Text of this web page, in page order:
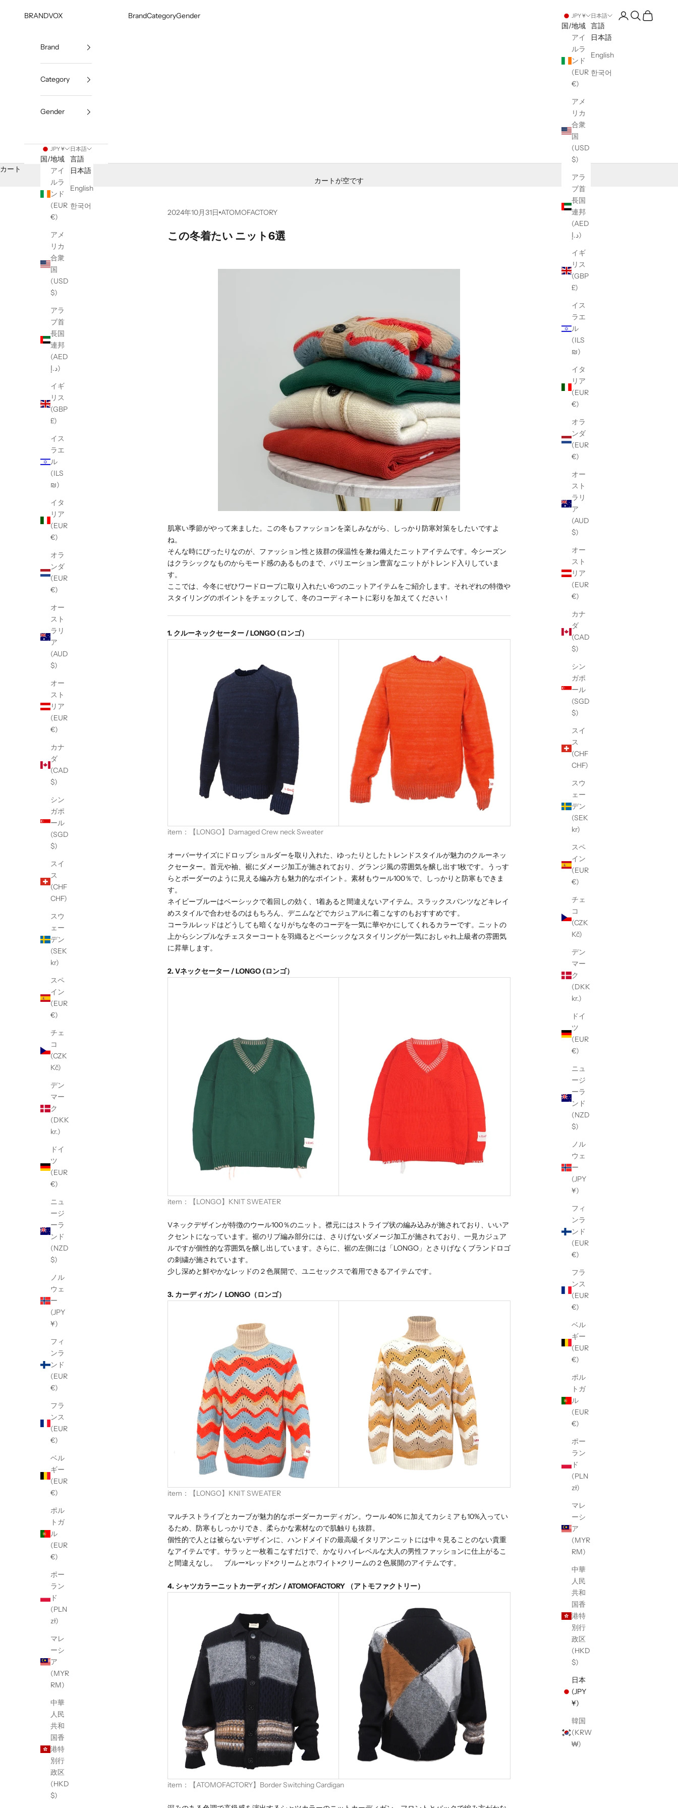
BRANDVOX
BrandCategoryGender JPY ¥
国/地域
アイ
ルラ
ンド
(EUR
€)
アメ
リカ
合衆
国
(USD
$)
アラ
ブ首
長国
連邦
(AED
د.إ)
イギ
リス
(GBP
£)
イス
ラエ
ル
(ILS
₪)
イタ
リア
(EUR
€)
オラ
ンダ
(EUR
€)
オー
スト
ラリ
ア
(AUD
$)
オー
スト
リア
(EUR
€)
カナ
ダ
(CAD
$)
シン
ガポ
ール
(SGD
$)
スイ
ス
(CHF
CHF)
スウ
ェー
デン
(SEK
kr)
スペ
イン
(EUR
€)
チェ
コ
(CZK
Kč)
デン
マー
ク
(DKK
kr.)
ドイ
ツ
(EUR
€)
ニュ
ージ
ーラ
ンド
(NZD
$)
ノル
ウェ
ー
(JPY
¥)
フィ
ンラ
ンド
(EUR
€)
フラ
ンス
(EUR
€)
ベル
ギー
(EUR
€)
ポル
トガ
ル
(EUR
€)
ポー
ラン
ド
(PLN
zł)
マレ
ーシ
ア
(MYR
RM)
中華
人民
共和
国香
港特
別行
政区
(HKD
$)
日本
(JPY
¥)
韓国
(KRW
₩)
日本語
言語
日本語
English
한국어
アカウントページ
検索を開く
カートを
Brand
Category
Gender
JPY ¥
国/地域
アイ
ルラ
ンド
(EUR
€)
アメ
リカ
合衆
国
(USD
$)
アラ
ブ首
長国
連邦
(AED
د.إ)
イギ
リス
(GBP
£)
イス
ラエ
ル
(ILS
₪)
イタ
リア
(EUR
€)
オラ
ンダ
(EUR
€)
オー
スト
ラリ
ア
(AUD
$)
オー
スト
リア
(EUR
€)
カナ
ダ
(CAD
$)
シン
ガポ
ール
(SGD
$)
スイ
ス
(CHF
CHF)
スウ
ェー
デン
(SEK
kr)
スペ
イン
(EUR
€)
チェ
コ
(CZK
Kč)
デン
マー
ク
(DKK
kr.)
ドイ
ツ
(EUR
€)
ニュ
ージ
ーラ
ンド
(NZD
$)
ノル
ウェ
ー
(JPY
¥)
フィ
ンラ
ンド
(EUR
€)
フラ
ンス
(EUR
€)
ベル
ギー
(EUR
€)
ポル
トガ
ル
(EUR
€)
ポー
ラン
ド
(PLN
zł)
マレ
ーシ
ア
(MYR
RM)
中華
人民
共和
国香
港特
別行
政区
(HKD
$)
日本語
言語
日本語
English
한국어
カート
カートが空です
2024年10月31日 ATOMOFACTORY
この冬着たい ニット6選
肌寒い季節がやって来ました。この冬もファッションを楽しみながら、しっかり防寒対策をしたいですよ
ね。
そんな時にぴったりなのが、ファッション性と抜群の保温性を兼ね備えたニットアイテムです。今シーズン
はクラシックなものからモード感のあるものまで、バリエーション豊富なニットがトレンド入りしていま
す。
ここでは、今冬にぜひワードローブに取り入れたい6つのニットアイテムをご紹介します。それぞれの特徴や
スタイリングのポイントをチェックして、冬のコーディネートに彩りを加えてください！
1. クルーネックセーター / LONGO (ロンゴ）
item： 【LONGO】Damaged Crew neck Sweater
オーバーサイズにドロップショルダーを取り入れた、ゆったりとしたトレンドスタイルが魅力のクルーネッ
クセーター。首元や袖、裾にダメージ加工が施されており、グランジ風の雰囲気を醸し出す1枚です。うっす
らとボーダーのように見える編み方も魅力的なポイント。素材もウール100％で、しっかりと防寒もできま
す。
ネイビーブルーはベーシックで着回しの効く、1着あると間違えないアイテム。スラックスパンツなどキレイ
めスタイルで合わせるのはもちろん、デニムなどでカジュアルに着こなすのもおすすめです。
コーラルレッドはどうしても暗くなりがちな冬のコーデを一気に華やかにしてくれるカラーです。ニットの
上からシンプルなチェスターコートを羽織るとベーシックなスタイリングが一気におしゃれ上級者の雰囲気
に昇華します。
2.Vネックセーター / LONGO (ロンゴ）
item： 【LONGO】KNIT SWEATER
Vネックデザインが特徴のウール100％のニット。襟元にはストライプ状の編み込みが施されており、いいア
クセントになっています。裾のリブ編み部分には、さりげないダメージ加工が施されており、一見カジュア
ルですが個性的な雰囲気を醸し出しています。さらに、裾の左側には「LONGO」とさりげなくブランドロゴ
の刺繍が施されています。
少し深めと鮮やかなレッドの２色展開で、ユニセックスで着用できるアイテムです。
3. カーディガン / LONGO（ロンゴ）
item： 【LONGO】KNIT SWEATER
マルチストライプとカーブが魅力的なボーダーカーディガン。ウール 40% に加えてカシミアも10%入ってい
るため、防寒もしっかりでき、柔らかな素材なので肌触りも抜群。
個性的で人とは被らないデザインに、ハンドメイドの最高級イタリアンニットには中々見ることのない貴重
なアイテムです。サラッと一枚着こなすだけで、かなりハイレベルな大人の男性ファッションに仕上がるこ
と間違えなし。 ブルー×レッド×クリームとホワイト×クリームの２色展開のアイテムです。
4. シャツカラーニットカーディガン / ATOMOFACTORY （アトモファクトリー）
item： 【ATOMOFACTORY】Border Switching Cardigan